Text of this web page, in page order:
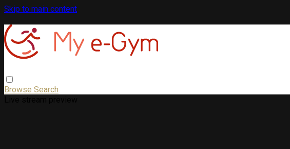
Skip to main content
Browse Search